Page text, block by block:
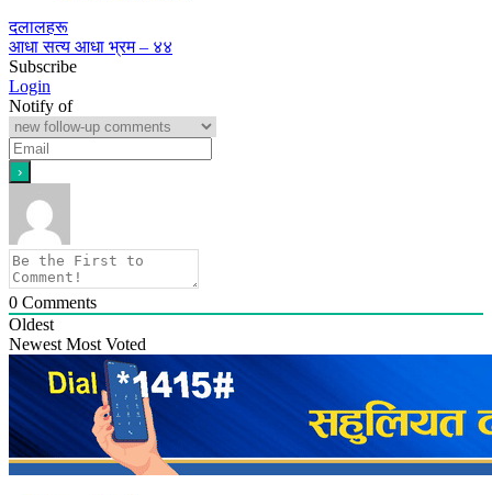
दलालहरू
आधा सत्य आधा भ्रम – ४४
Subscribe
Login
Notify of
0 Comments
Oldest
Newest Most Voted